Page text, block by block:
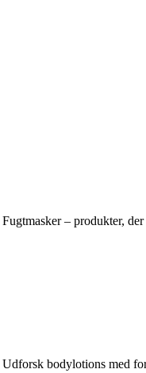
Fugtmasker – produkter,
Udforsk bodylotions med